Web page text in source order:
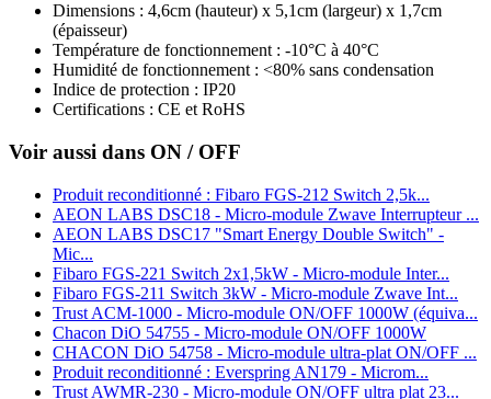
Dimensions : 4,6cm (hauteur) x 5,1cm (largeur) x 1,7cm
(épaisseur)
Température de fonctionnement : -10°C à 40°C
Humidité de fonctionnement : <80% sans condensation
Indice de protection : IP20
Certifications : CE et RoHS
Voir aussi dans ON / OFF
Produit reconditionné : Fibaro FGS-212 Switch 2,5k...
AEON LABS DSC18 - Micro-module Zwave Interrupteur ...
AEON LABS DSC17 "Smart Energy Double Switch" -
Mic...
Fibaro FGS-221 Switch 2x1,5kW - Micro-module Inter...
Fibaro FGS-211 Switch 3kW - Micro-module Zwave Int...
Trust ACM-1000 - Micro-module ON/OFF 1000W (équiva...
Chacon DiO 54755 - Micro-module ON/OFF 1000W
CHACON DiO 54758 - Micro-module ultra-plat ON/OFF ...
Produit reconditionné : Everspring AN179 - Microm...
Trust AWMR-230 - Micro-module ON/OFF ultra plat 23...